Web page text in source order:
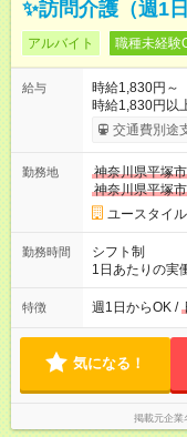
✨訪問介護（週1
アルバイト 職種未経験
給与
時給1,830円～
時給1,830円以
考慮して決定します 【収入例】 週1回勤務の場
間×4回=5万8,560円 週3回勤務の場合：1,830
月 ※ 雇用形態
用形態：本採用
交通費別途
勤務地
神奈川県平塚市
神奈川県平塚市
ユースタイ
勤務時間
シフト制
1日あたりの実
00 ※週1日～OK ／ 夜勤専従 ＊＊ 勤務時間例 ＊＊ ■22時か
ら翌7時 ■23時か
ます。 ※曜日
特徴 週1日からOK /
気になる！
掲載元企業